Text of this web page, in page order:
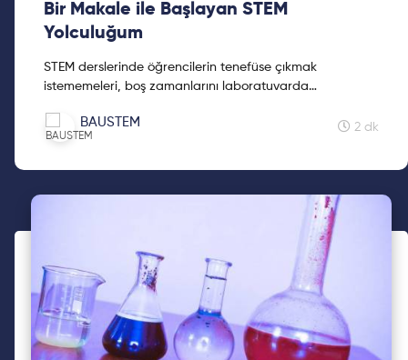
Bir Makale ile Başlayan STEM
Yolculuğum
STEM derslerinde öğrencilerin tenefüse çıkmak
istememeleri, boş zamanlarını laboratuvarda
daha çok araştırmaya itti.
BAUSTEM 2 dk